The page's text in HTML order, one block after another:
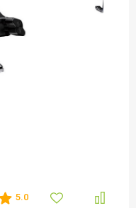
5.0